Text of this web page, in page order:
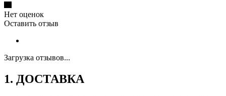
Нет оценок
Оставить отзыв
Загрузка отзывов...
1. ДОСТАВКА